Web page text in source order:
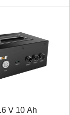
V 10 Ah